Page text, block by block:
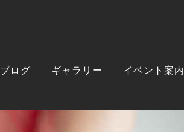
ブログ ギャラリー イベント案内